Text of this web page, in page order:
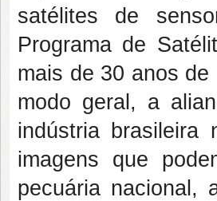
satélites de
Programa de
mais de 30 anos
modo geral, a
indústria brasileira
imagens que
pecuária nacional,